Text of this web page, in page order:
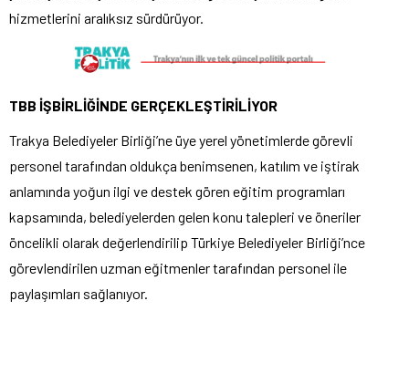
hizmetlerini aralıksız sürdürüyor.
TBB İŞBİRLİĞİNDE GERÇEKLEŞTİRİLİYOR
Trakya Belediyeler Birliği’ne üye yerel yönetimlerde görevli
personel tarafından oldukça benimsenen, katılım ve iştirak
anlamında yoğun ilgi ve destek gören eğitim programları
kapsamında, belediyelerden gelen konu talepleri ve öneriler
öncelikli olarak değerlendirilip Türkiye Belediyeler Birliği’nce
görevlendirilen uzman eğitmenler tarafından personel ile
paylaşımları sağlanıyor.